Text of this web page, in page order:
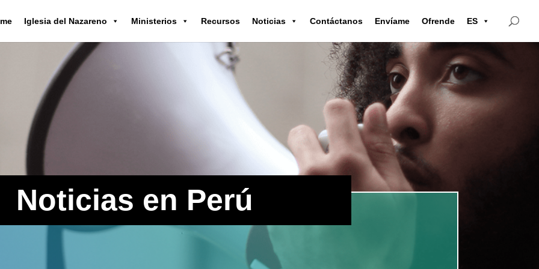
Iglesia del Nazareno Ministerios Recursos Noticias Contáctanos Envíame Ofrende ES
Noticias en Perú